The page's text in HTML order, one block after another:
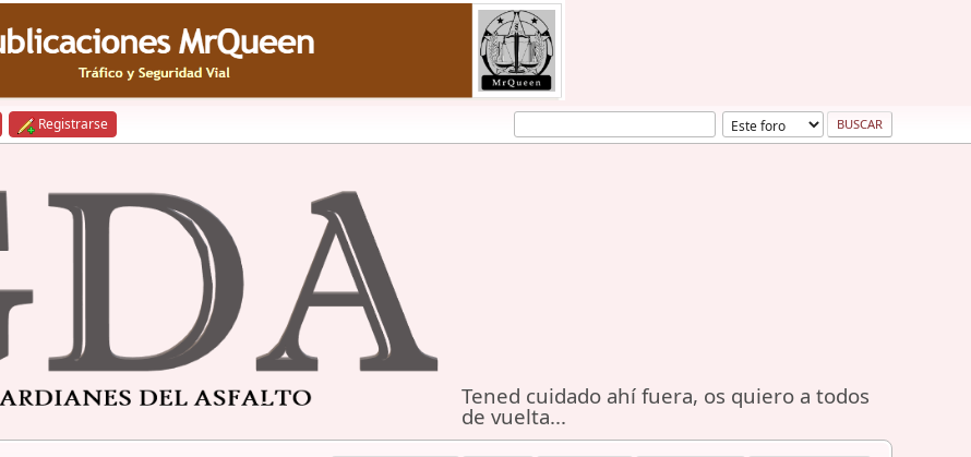
Registrarse
Tened cuidado ahí fuera, os quiero a todos
de vuelta...